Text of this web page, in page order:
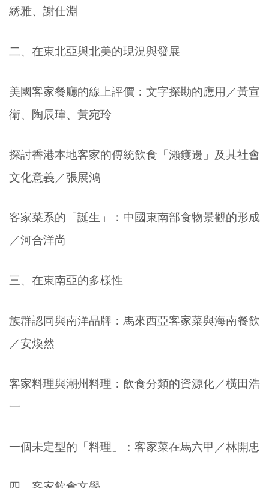
綉雅、謝仕淵
二、在東北亞與北美的現況與發展
美國客家餐廳的線上評價：文字探勘的應用／黃宣
衛、陶辰瑋、黃宛玲
探討香港本地客家的傳統飲食「瀨鑊邊」及其社會
文化意義／張展鴻
客家菜系的「誕生」：中國東南部食物景觀的形成
／河合洋尚
三、在東南亞的多樣性
族群認同與南洋品牌：馬來西亞客家菜與海南餐飲
／安煥然
客家料理與潮州料理：飲食分類的資源化／橫田浩
一
一個未定型的「料理」：客家菜在馬六甲／林開忠